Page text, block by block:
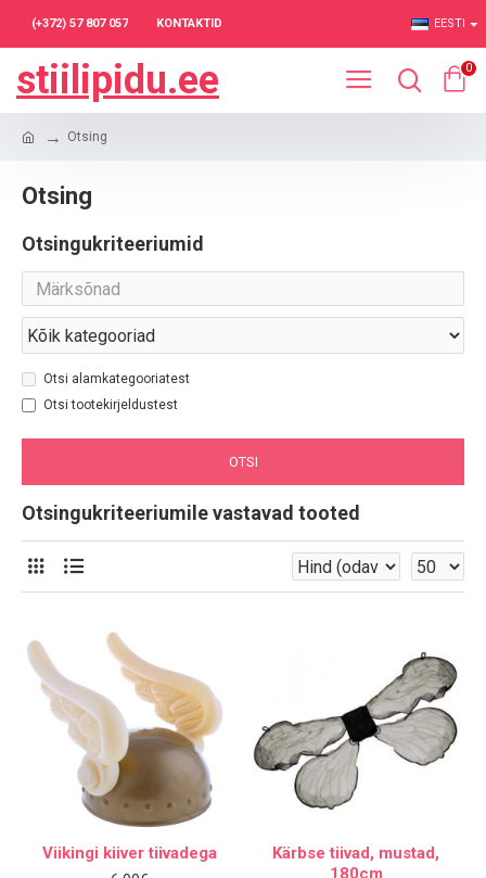
(+372) 57 807 057 KONTAKTID EESTI
stiilipidu.ee 0
Otsing
Otsing
Otsingukriteeriumid
Otsi alamkategooriatest
Otsi tootekirjeldustest
OTSI
Otsingukriteeriumile vastavad tooted
Viikingi kiiver tiivadega
Kärbse tiivad, mustad,
180cm